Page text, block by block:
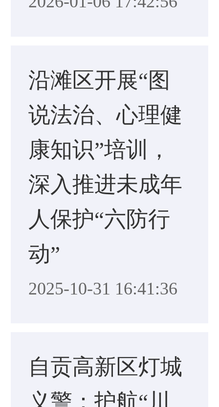
沿滩区开展“图
说法治、心理健
康知识”培训，
深入推进未成年
人保护“六防行
动”
2025-10-31 16:41:36
自贡高新区灯城
义警：护航“川